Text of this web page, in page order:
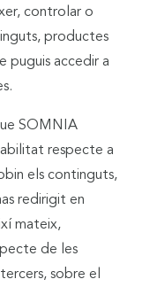
controlar o
productes
puguis accedir a
SOMNIA
respecte a
els continguts,
redirigit en
mateix,
de les
sobre el